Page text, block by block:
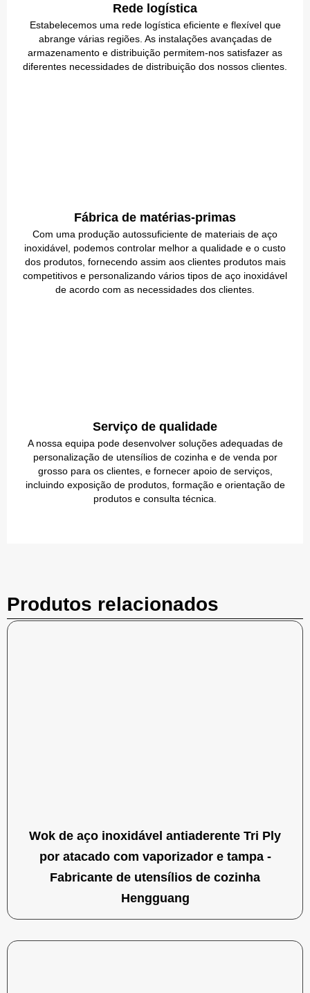
Rede logística
Estabelecemos uma rede logística eficiente e flexível que
abrange várias regiões. As instalações avançadas de
armazenamento e distribuição permitem-nos satisfazer as
diferentes necessidades de distribuição dos nossos clientes.
Fábrica de matérias-primas
Com uma produção autossuficiente de materiais de aço
inoxidável, podemos controlar melhor a qualidade e o custo
dos produtos, fornecendo assim aos clientes produtos mais
competitivos e personalizando vários tipos de aço inoxidável
de acordo com as necessidades dos clientes.
Serviço de qualidade
A nossa equipa pode desenvolver soluções adequadas de
personalização de utensílios de cozinha e de venda por
grosso para os clientes, e fornecer apoio de serviços,
incluindo exposição de produtos, formação e orientação de
produtos e consulta técnica.
Produtos relacionados
Wok de aço inoxidável antiaderente Tri Ply
por atacado com vaporizador e tampa -
Fabricante de utensílios de cozinha
Hengguang